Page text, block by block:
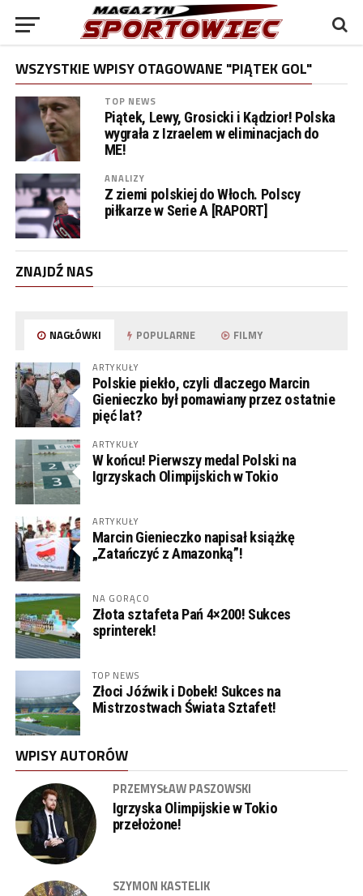
WSZYSTKIE WPISY OTAGOWANE "PIĄTEK GOL"
TOP NEWS
Piątek, Lewy, Grosicki i Kądzior! Polska
wygrała z Izraelem w eliminacjach do
ME!
ANALIZY
Z ziemi polskiej do Włoch. Polscy
piłkarze w Serie A [RAPORT]
ZNAJDŹ NAS
NAGŁÓWKI POPULARNE FILMY
ARTYKUŁY
Polskie piekło, czyli dlaczego Marcin
Gienieczko był pomawiany przez ostatnie
pięć lat?
ARTYKUŁY
W końcu! Pierwszy medal Polski na
Igrzyskach Olimpijskich w Tokio
ARTYKUŁY
Marcin Gienieczko napisał książkę
„Zatańczyć z Amazonką”!
NA GORĄCO
Złota sztafeta Pań 4×200! Sukces
sprinterek!
TOP NEWS
Złoci Jóźwik i Dobek! Sukces na
Mistrzostwach Świata Sztafet!
WPISY AUTORÓW
PRZEMYSŁAW PASZOWSKI
Igrzyska Olimpijskie w Tokio
przełożone!
SZYMON KASTELIK